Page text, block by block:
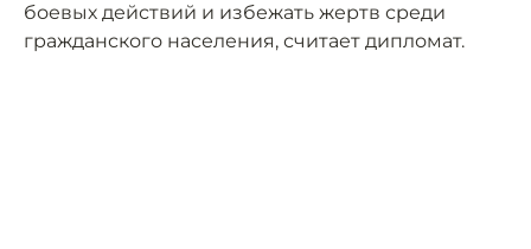
боевых действий и избежать жертв среди
гражданского населения, считает дипломат.